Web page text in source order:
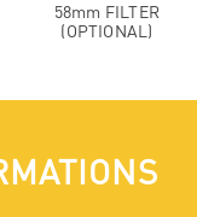
58mm FILTER
(OPTIONAL)